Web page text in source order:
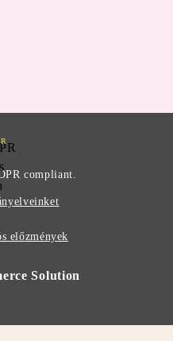
compliant.
előzmények
Solution